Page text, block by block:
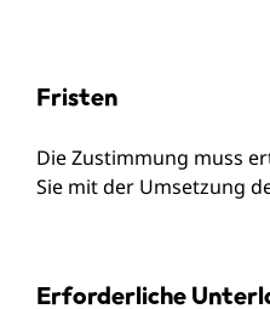
Fristen
Die Zustimmung muss
Sie mit der Umsetzung
Erforderliche